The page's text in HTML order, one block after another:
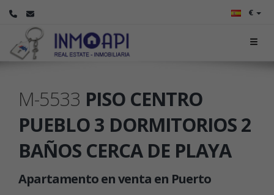
€
M-5533 PISO CENTRO
PUEBLO 3 DORMITORIOS 2
BAÑOS CERCA DE PLAYA
Apartamento en venta en Puerto